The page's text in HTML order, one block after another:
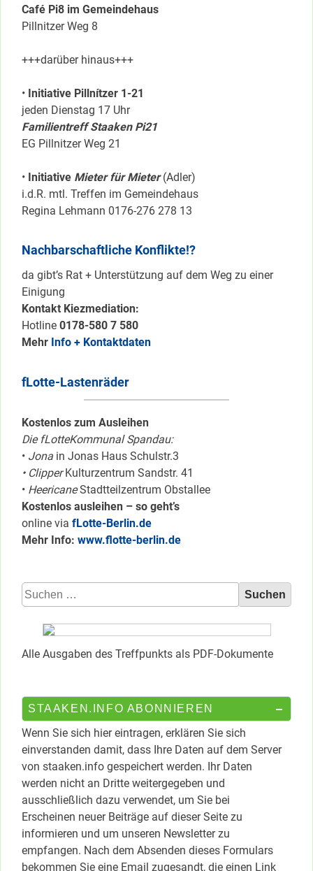
Café Pi8 im Gemeindehaus
Pillnitzer Weg 8
+++darüber hinaus+++
• Initiative Pillnítzer 1-21
jeden Dienstag 17 Uhr
Familientreff Staaken Pi21
EG Pillnitzer Weg 21
• Initiative Mieter für Mieter(Adler)
i.d.R. mtl. Treffen im Gemeindehaus
Regina Lehmann 0176-276 278 13
Nachbarschaftliche Konflikte!?
da gibt’s Rat + Unterstützung auf dem Weg zu einer
Einigung
Kontakt Kiezmediation:
Hotline 0178-580 7 580
Mehr Info + Kontaktdaten
fLotte-Lastenräder
Kostenlos zum Ausleihen
Die fLotteKommunal Spandau:
• Jona in Jonas Haus Schulstr.3
• ClipperKulturzentrum Sandstr. 41
• HeericaneStadtteilzentrum Obstallee
Kostenlos ausleihen – so geht’s
online via fLotte-Berlin.de
Mehr Info: www.flotte-berlin.de
Suchen
nach:
Alle Ausgaben des Treffpunkts als PDF-Dokumente
STAAKEN.INFO ABONNIEREN
Wenn Sie sich hier eintragen, erklären Sie sich
einverstanden damit, dass Ihre Daten auf dem Server
von staaken.info gespeichert werden. Ihr Daten
werden nicht an Dritte weitergegeben und
ausschließlich dazu verwendet, um Sie bei
Erscheinen neuer Beiträge auf dieser Seite zu
informieren und um unseren Newsletter zu
empfangen. Nach dem Absenden dieses Formulars
bekommen Sie eine Email zugesandt, die einen Link